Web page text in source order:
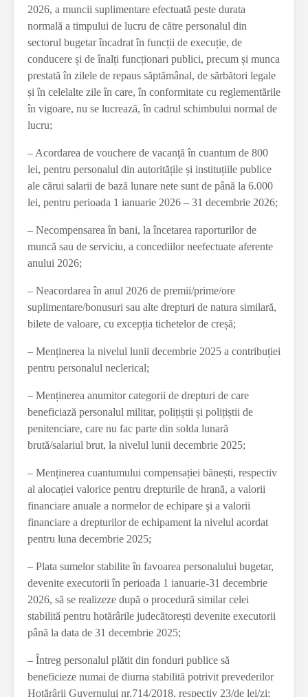
2026, a muncii suplimentare efectuată peste durata
normală a timpului de lucru de către personalul din
sectorul bugetar încadrat în funcții de execuție, de
conducere și de înalți funcționari publici, precum și munca
prestată în zilele de repaus săptămânal, de sărbători legale
și în celelalte zile în care, în conformitate cu reglementările
în vigoare, nu se lucrează, în cadrul schimbului normal de
lucru;
– Acordarea de vouchere de vacanţă în cuantum de 800
lei, pentru personalul din autoritățile și instituțiile publice
ale cărui salarii de bază lunare nete sunt de până la 6.000
lei, pentru perioada 1 ianuarie 2026 – 31 decembrie 2026;
– Necompensarea în bani, la încetarea raporturilor de
muncă sau de serviciu, a concediilor neefectuate aferente
anului 2026;
– Neacordarea în anul 2026 de premii/prime/ore
suplimentare/bonusuri sau alte drepturi de natura similară,
bilete de valoare, cu excepția tichetelor de creșă;
– Menținerea la nivelul lunii decembrie 2025 a contribuției
pentru personalul neclerical;
– Menținerea anumitor categorii de drepturi de care
beneficiază personalul militar, polițiștii și polițiștii de
penitenciare, care nu fac parte din solda lunară
brută/salariul brut, la nivelul lunii decembrie 2025;
– Menținerea cuantumului compensației bănești, respectiv
al alocației valorice pentru drepturile de hrană, a valorii
financiare anuale a normelor de echipare şi a valorii
financiare a drepturilor de echipament la nivelul acordat
pentru luna decembrie 2025;
– Plata sumelor stabilite în favoarea personalului bugetar,
devenite executorii în perioada 1 ianuarie-31 decembrie
2026, să se realizeze după o procedură similar celei
stabilită pentru hotărârile judecătorești devenite executorii
până la data de 31 decembrie 2025;
– Întreg personalul plătit din fonduri publice să
beneficieze numai de diurna stabilită potrivit prevederilor
Hotărârii Guvernului nr.714/2018, respectiv 23/de lei/zi;